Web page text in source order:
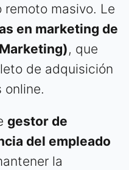
masivo. Le
en marketing de
, que
de adquisición
online.
gestor de
del empleado
la